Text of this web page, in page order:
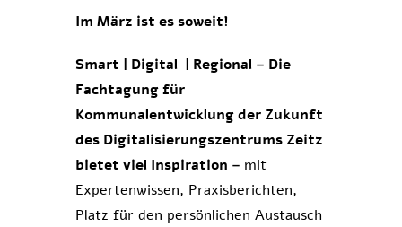
Im März ist es soweit!
Smart | Digital | Regional – Die
Fachtagung für
Kommunalentwicklung der Zukunft
des Digitalisierungszentrums Zeitz
bietet viel Inspiration – mit
Expertenwissen, Praxisberichten,
Platz für den persönlichen Austausch